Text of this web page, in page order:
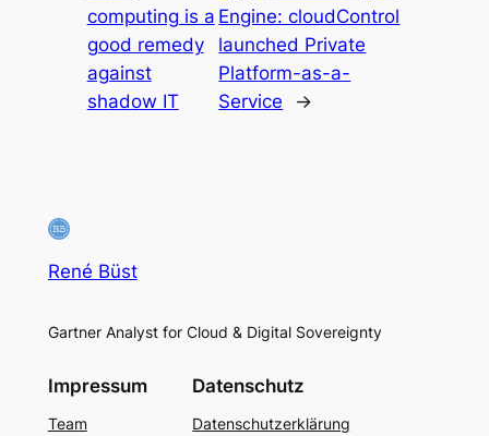
computing is a
good remedy
against
shadow IT
Engine: cloudControl
launched Private
Platform-as-a-
Service
→
René Büst
Gartner Analyst for Cloud & Digital Sovereignty
Impressum
Team
Datenschutz
Datenschutzerklärung